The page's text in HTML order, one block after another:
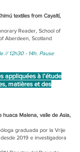
textiles from Cayaltí,
Reader, School of
Aberdeen, Scotland
// 12h30 - 14h. Pause
appliquées à l’étude
matières et des
huaca Malena, valle de Asia,
graduada por la Vrije
2019 e investigadora